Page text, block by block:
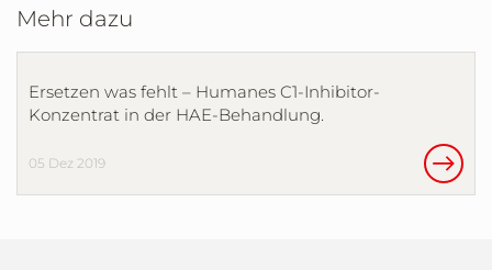
Mehr dazu
Ersetzen was fehlt – Humanes C1-Inhibitor-
Konzentrat in der HAE-Behandlung.
05 Dez 2019